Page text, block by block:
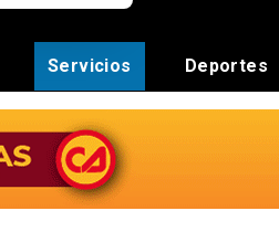
Servicios Deportes